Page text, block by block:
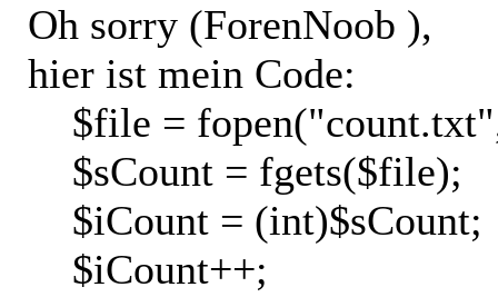
Oh sorry (ForenNoob ),
hier ist mein Code:
$file =
$sCount = fgets($file);
$iCount =
$iCount++;